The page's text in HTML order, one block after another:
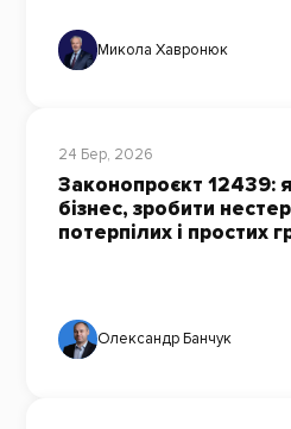
Микола Хавронюк
24 Бер, 2026
Законопроєкт 12439:
бізнес, зробити
потерпілих і простих
Олександр Банчук